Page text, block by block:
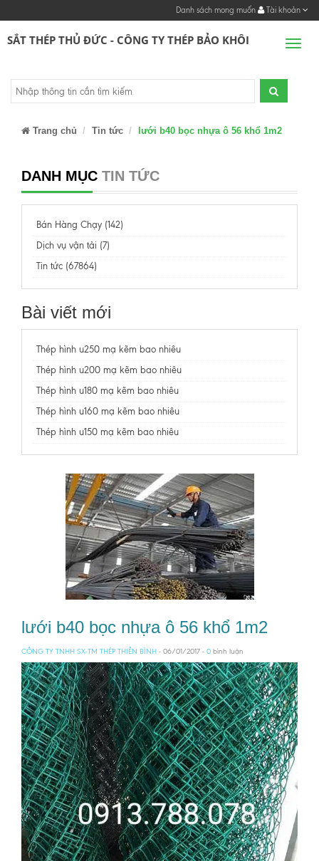
Danh sách mong muốn Tài khoản
SẮT THÉP THỦ ĐỨC - CÔNG TY THÉP BẢO KHÔI
Trang chủ Tin tức lưới b40 bọc nhựa ô 56 khổ 1m2
DANH MỤC TIN TỨC
Bán Hàng Chạy (142)
Dịch vụ vận tải (7)
Tin tức (67864)
Bài viết mới
Thép hình u250 mạ kẽm bao nhiêu
Thép hình u200 mạ kẽm bao nhiêu
Thép hình u180 mạ kẽm bao nhiêu
Thép hình u160 mạ kẽm bao nhiêu
Thép hình u150 mạ kẽm bao nhiêu
lưới b40 bọc nhựa ô 56 khổ 1m2
CÔNG TY TNHH SX-TM THÉP THIÊN BÌNH - 06/01/2017 - 0 bình luận